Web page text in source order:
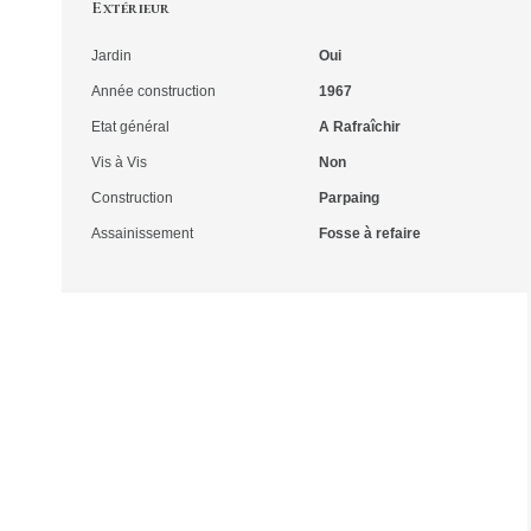
Extérieur
Jardin Oui
Année construction 1967
Etat général A Rafraîchir
Vis à Vis Non
Construction Parpaing
Assainissement Fosse à refaire